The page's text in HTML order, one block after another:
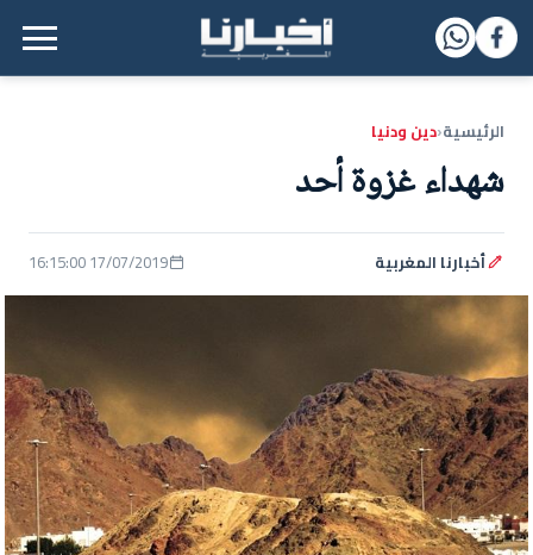
القائمة الرئيسية
الرئيسية‹دين ودنيا
شهداء غزوة أحد
أخبارنا المغربية 17/07/2019 16:15:00